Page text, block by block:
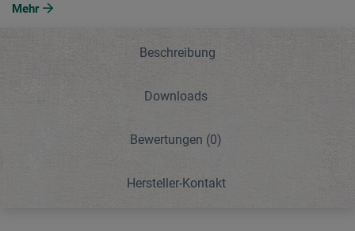
Mehr
Beschreibung
Downloads
Bewertungen (0)
Hersteller-Kontakt